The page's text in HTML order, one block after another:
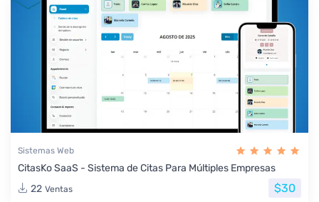
Sistemas Web
CitasKo SaaS - Sistema de Citas Para Múltiples Empresas
22 Ventas $30